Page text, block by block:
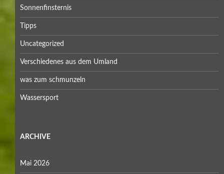
Sonnenfinsternis
Tipps
Uncategorized
Verschiedenes aus dem Umland
was zum schmunzeln
Wassersport
ARCHIVE
Mai 2026